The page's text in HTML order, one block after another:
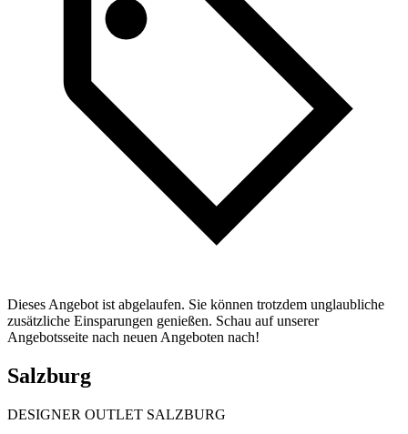
Dieses Angebot ist abgelaufen. Sie können trotzdem unglaubliche
zusätzliche Einsparungen genießen. Schau auf unserer
Angebotsseite nach neuen Angeboten nach!
Salzburg
DESIGNER OUTLET SALZBURG